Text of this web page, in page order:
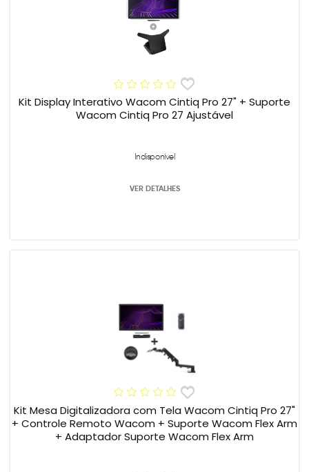
Kit Display Interativo Wacom Cintiq Pro 27" + Suporte
Wacom Cintiq Pro 27 Ajustável
Indisponível
VER DETALHES
Kit Mesa Digitalizadora com Tela Wacom Cintiq Pro 27"
+ Controle Remoto Wacom + Suporte Wacom Flex Arm
+ Adaptador Suporte Wacom Flex Arm